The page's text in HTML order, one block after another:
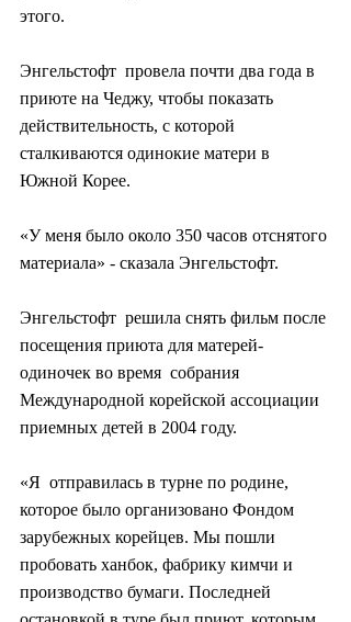
этого.
Энгельстофт  провела почти два года в
приюте на Чеджу, чтобы показать
действительность, с которой
сталкиваются одинокие матери в
Южной Корее.
«У меня было около 350 часов отснятого
материала» - сказала Энгельстофт.
Энгельстофт  решила снять фильм после
посещения приюта для матерей-
одиночек во время  собрания
Международной корейской ассоциации
приемных детей в 2004 году.
«Я  отправилась в турне по родине,
которое было организовано Фондом
зарубежных корейцев. Мы пошли
пробовать ханбок, фабрику кимчи и
производство бумаги. Последней